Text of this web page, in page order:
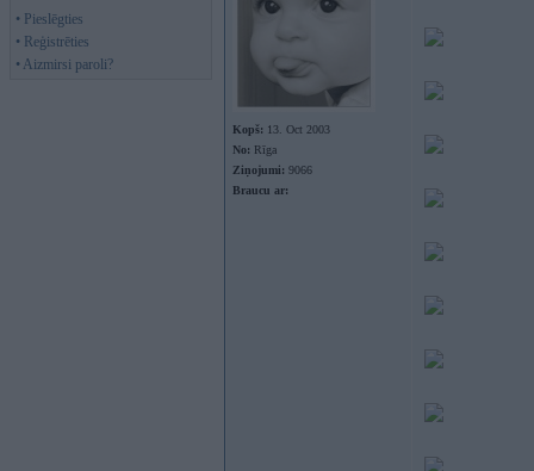
• Pieslēgties
• Reģistrēties
• Aizmirsi paroli?
Kopš: 13. Oct 2003
No: Rīga
Ziņojumi: 9066
Braucu ar: